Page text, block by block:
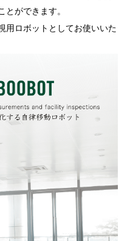
とができます。
用ロボットとしてお使いいた